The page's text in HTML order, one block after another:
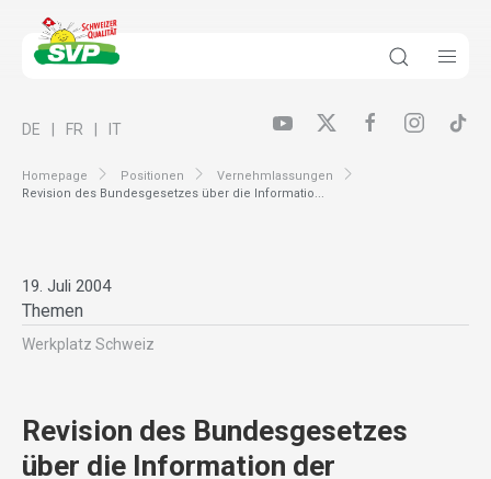
Homepage Positionen
Vernehmlassungen
Revision des Bundesgesetzes über die Informatio...
DE FR IT
19. Juli 2004
Themen
Werkplatz Schweiz
Revision des Bundesgesetzes
über die Information der